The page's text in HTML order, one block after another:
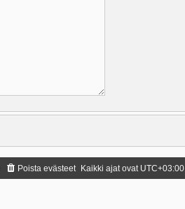
Kaikki ajat ovat UTC+03:00
Poista evästeet